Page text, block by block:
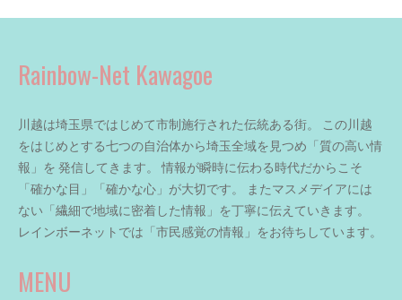
Rainbow-Net Kawagoe
川越は埼玉県ではじめて市制施行された伝統ある街。 この川越
をはじめとする七つの自治体から埼玉全域を見つめ「質の高い情
報」を 発信してきます。 情報が瞬時に伝わる時代だからこそ
「確かな目」「確かな心」が大切です。 またマスメデイアには
ない「繊細で地域に密着した情報」を丁寧に伝えていきます。
レインボーネットでは「市民感覚の情報」をお待ちしています。
MENU